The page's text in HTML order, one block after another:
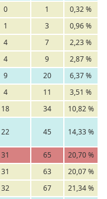
0 1
0,32 %
1 3
0,96 %
4 7
2,23 %
4 9
2,87 %
9 20
6,37 %
4 11
3,51 %
18 34
10,82 %
22 45 14,33 %
31 65
20,70 %
31 63
20,07 %
32 67
21,34 %